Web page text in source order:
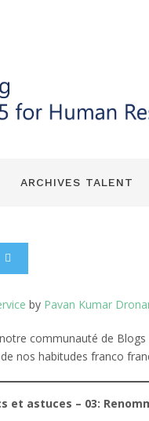
ARCHIVES TALENT
et
by Pavan Kumar
communauté de
nos habitudes franco
et astuces – 03: